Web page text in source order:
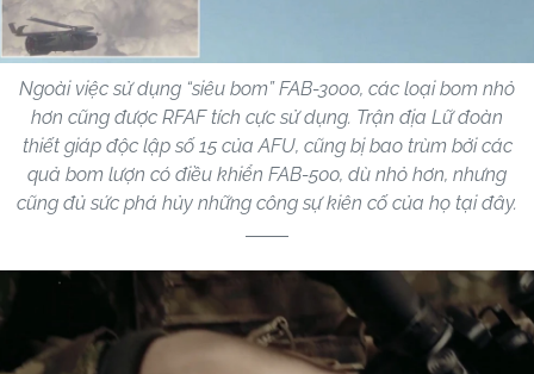
Ngoài việc sử dụng “siêu bom” FAB-3000, các loại bom nhỏ
hơn cũng được RFAF tích cực sử dụng. Trận địa Lữ đoàn
thiết giáp độc lập số 15 của AFU, cũng bị bao trùm bởi các
quả bom lượn có điều khiển FAB-500, dù nhỏ hơn, nhưng
cũng đủ sức phá hủy những công sự kiên cố của họ tại đây.